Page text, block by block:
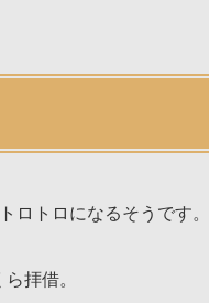
ロトロになるそうです。
拝借。